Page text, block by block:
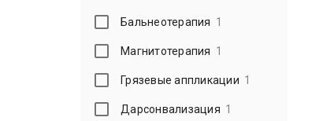
Бальнеотерапия 1
Магнитотерапия 1
Грязевые аппликации 1
Дарсонвализация 1